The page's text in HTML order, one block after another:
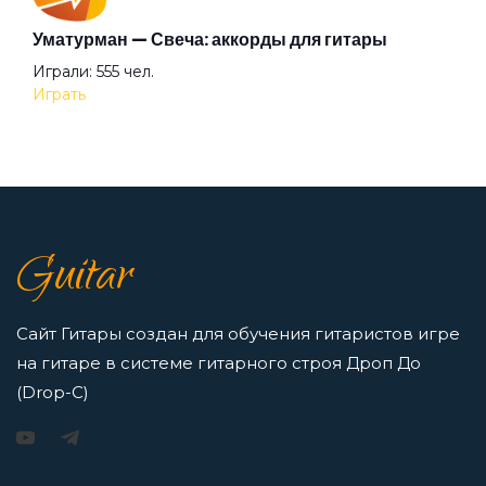
Возвращение в город
Воры в законе
Воскресение
Воспоминание о будущем
Аккорды для начинающих играть на гитаре —
легкие и простые песни на гитаре
Просмотров: 23259 чел.
как освоить нотную грамоту новичкам
Просмотров: 16417 чел.
Уматурман — Свеча: аккорды для гитары
Играли: 555 чел.
Играть
Guitar
Сайт Гитары создан для обучения гитаристов игре
на гитаре в системе гитарного строя Дроп До
(Drop-C)